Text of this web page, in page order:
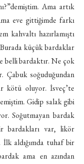
Ama artık
eve gittiğimde farkı
kahvaltı hazırlamıştı
küçük bardaklar
belli bardaktır. Ne çok
Çabuk soğuduğundan
kötü oluyor. İsveç’te
Gidip salak gibi
Soğutmayan bardak
bardakları var, likör
İlk aldığımda tuhaf bir
ama en azından